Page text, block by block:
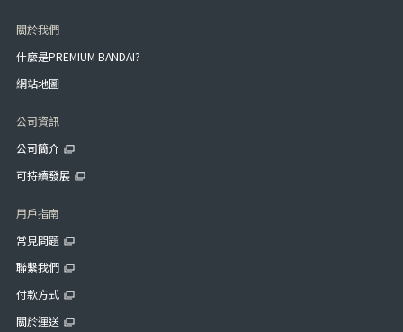
關於我們
什麼是PREMIUM BANDAI?
網站地圖
公司資訊
公司簡介
可持續發展
用戶指南
常見問題
聯繫我們
付款方式
關於運送